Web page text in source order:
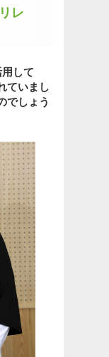
レ
用して
ていまし
でしょう